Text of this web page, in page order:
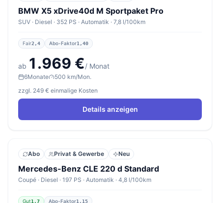
BMW X5 xDrive40d M Sportpaket Pro
SUV · Diesel · 352 PS · Automatik · 7,8 l/100km
Fair2,4 Abo-Faktor1,40
ab 1.969 €/ Monat
6Monate
500 km/Mon.
zzgl. 249 € einmalige Kosten
Details anzeigen
Abo Privat & Gewerbe Neu
Mercedes-Benz CLE 220 d Standard
Coupé · Diesel · 197 PS · Automatik · 4,8 l/100km
Gut1,7 Abo-Faktor1,15